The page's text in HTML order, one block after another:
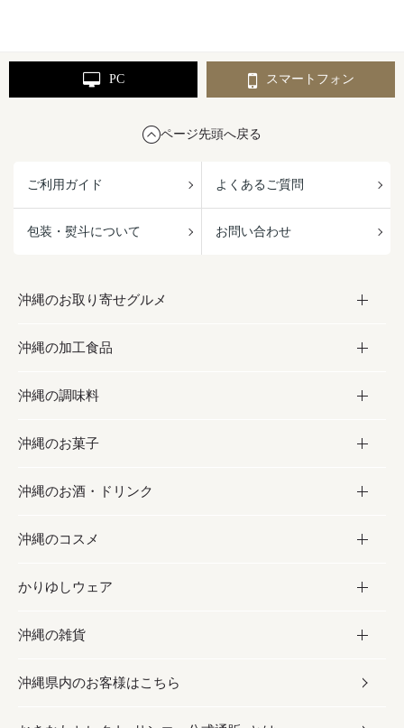
PC スマートフォン
ページ先頭へ戻る
ご利用ガイド よくあるご質問
包装・熨斗について お問い合わせ
沖縄のお取り寄せグルメ
お取り寄せグルメ
フルーツ・野菜
お肉
海産物
沖縄の加工食品
加工食品
缶詰／パウチ
沖縄料理
沖縄そば／乾麺
レトルト食品
乾物／粉類
沖縄の調味料
調味料
砂糖／黒砂糖
塩
お酢／ドレッシング
しょうゆ
みそ
沖縄のお菓子
お菓子
黒糖
ちんすこう
伝統菓子
スナック
沖縄のお酒・ドリンク
お酒・ドリンク
泡盛
ビール・チューハイ
ワイン・ウィスキー・カクテル
沖縄のコスメ
コスメ
スキンケア
ボディケア
かりゆしウェア
かりゆしウェア
メンズ
沖縄の雑貨
雑貨
沖縄県内のお客様はこちら